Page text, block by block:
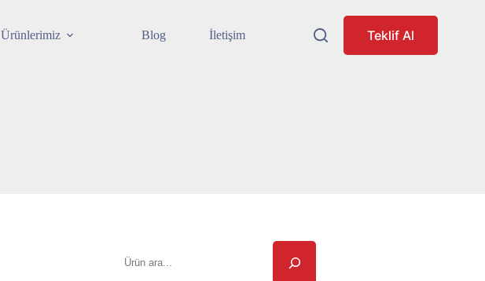
Ürünlerimiz Blog İletişim Teklif Al